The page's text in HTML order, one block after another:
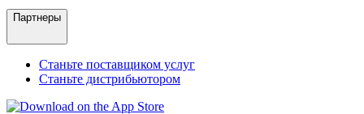
Партнеры
Станьте поставщиком услуг
Станьте дистрибьютором